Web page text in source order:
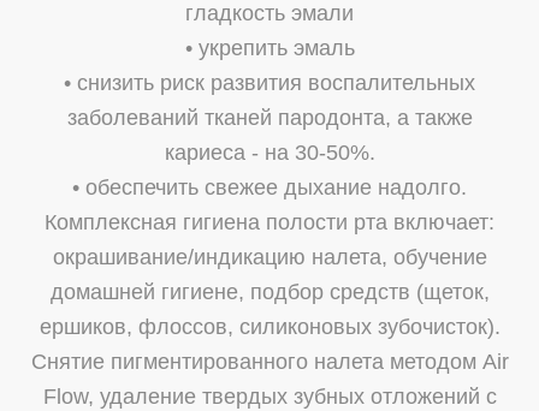
гладкость эмали
• укрепить эмаль
• снизить риск развития воспалительных
заболеваний тканей пародонта, а также
кариеса - на 30-50%.
• обеспечить свежее дыхание надолго.
Комплексная гигиена полости рта включает:
окрашивание/индикацию налета, обучение
домашней гигиене, подбор средств (щеток,
ершиков, флоссов, силиконовых зубочисток).
Снятие пигментированного налета методом Air
Flow, удаление твердых зубных отложений с